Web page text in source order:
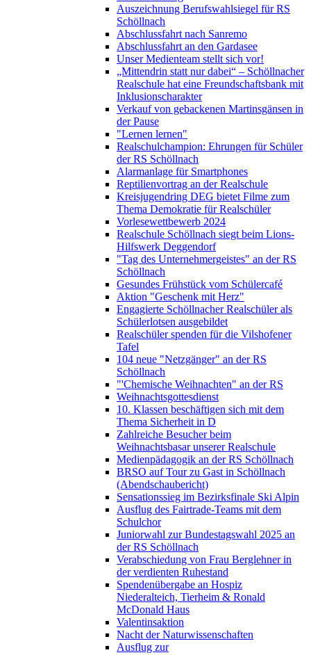
Auszeichnung Berufswahlsiegel für RS
Schöllnach
Abschlussfahrt nach Sanremo
Abschlussfahrt an den Gardasee
Unser Medienteam stellt sich vor!
„Mittendrin statt nur dabei“ – Schöllnacher
Realschule hat eine Freundschaftsbank mit
Inklusionscharakter
Verkauf von gebackenen Martinsgänsen in
der Pause
"Lernen lernen"
Realschulchampion: Ehrungen für Schüler
der RS Schöllnach
Alarmanlage für Smartphones
Reptilienvortrag an der Realschule
Kreisjugendring DEG bietet Filme zum
Thema Demokratie für Realschüler
Vorlesewettbewerb 2024
Realschule Schöllnach siegt beim Lions-
Hilfswerk Deggendorf
"Tag des Unternehmergeistes" an der RS
Schöllnach
Gesundes Frühstück vom Schülercafé
Aktion "Geschenk mit Herz"
Engagierte Schöllnacher Realschüler als
Schülerlotsen ausgebildet
Realschüler spenden für die Vilshofener
Tafel
104 neue "Netzgänger" an der RS
Schöllnach
"'Chemische Weihnachten" an der RS
Weihnachtsgottesdienst
10. Klassen beschäftigen sich mit dem
Thema Sicherheit in D
Zahlreiche Besucher beim
Weihnachtsbasar unserer Realschule
Medienpädagogik an der RS Schöllnach
BRSO auf Tour zu Gast in Schöllnach
(Abendschaubericht)
Sensationssieg im Bezirksfinale Ski Alpin
Ausflug des Fairtrade-Teams mit dem
Schulchor
Juniorwahl zur Bundestagswahl 2025 an
der RS Schöllnach
Verabschiedung von Frau Berglehner in
der verdienten Ruhestand
Spendenübergabe an Hospiz
Niederalteich, Tierheim & Ronald
McDonald Haus
Valentinsaktion
Nacht der Naturwissenschaften
Ausflug zur